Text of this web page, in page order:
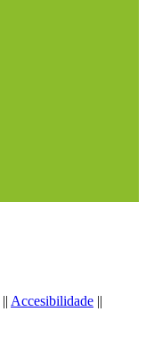
|| Accesibilidade ||